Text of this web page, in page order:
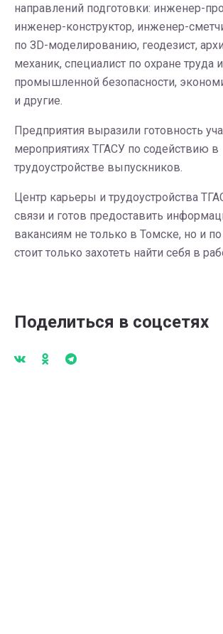
направлений подготовки: инженер-
инженер-конструктор, инженер-
по ЗD-моделированию, геодезист,
механик, специалист по охране труда и
промышленной безопасности,
и другие.
Предприятия выразили готовность
мероприятиях ТГАСУ по содействию в
трудоустройстве выпускников.
Центр карьеры и трудоустройства
связи и готов предоставить
вакансиям не только в Томске, но и
стоит только захотеть найти себя в
Поделиться в соцсетях